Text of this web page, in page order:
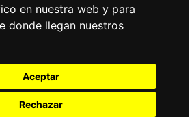
en nuestra web y para
donde llegan nuestros
Aceptar
Rechazar